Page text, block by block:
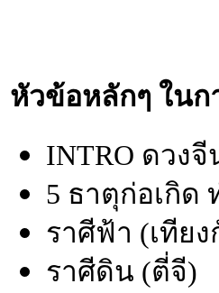
หัวข้อหลักๆ ในก
INTRO ดวงจี
5 ธาตุก่อเกิด
ราศีฟ้า (เทียง
ราศีดิน (ตี่จี)